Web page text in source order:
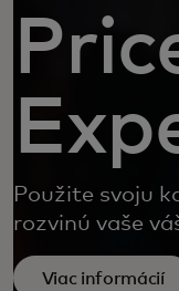
Použite svoju
rozvinú vaše
Viac informácií